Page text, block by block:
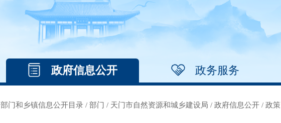
政府信息公开 政务服务
部门和乡镇信息公开目录 / 部门 / 天门市自然资源和城乡建设局 / 政府信息公开 / 政策